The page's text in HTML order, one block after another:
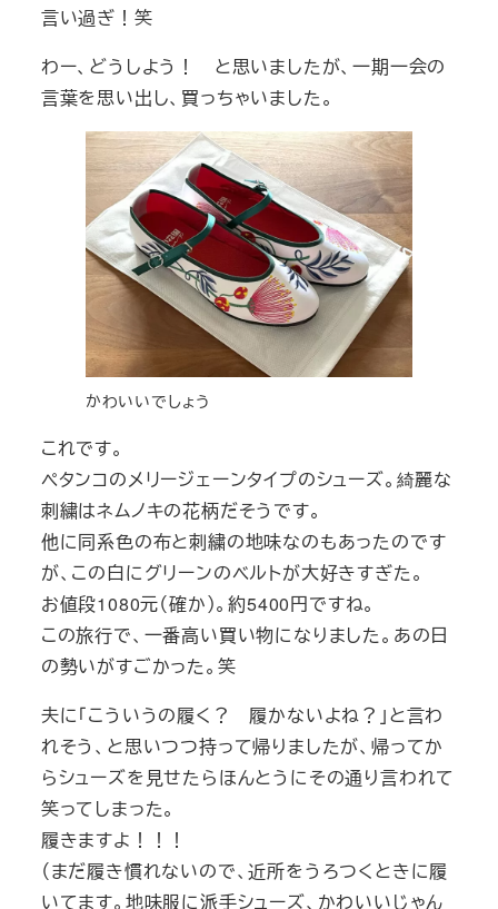
言い過ぎ！笑
わー、どうしよう！ と思いましたが、一期一会の
言葉を思い出し、買っちゃいました。
かわいいでしょう
これです。
ペタンコのメリージェーンタイプのシューズ。綺麗な
刺繍はネムノキの花柄だそうです。
他に同系色の布と刺繍の地味なのもあったのです
が、この白にグリーンのベルトが大好きすぎた。
お値段1080元（確か）。約5400円ですね。
この旅行で、一番高い買い物になりました。あの日
の勢いがすごかった。笑
夫に「こういうの履く？ 履かないよね？」と言わ
れそう、と思いつつ持って帰りましたが、帰ってか
らシューズを見せたらほんとうにその通り言われて
笑ってしまった。
履きますよ！！！
（まだ履き慣れないので、近所をうろつくときに履
いてます。地味服に派手シューズ、かわいいじゃん